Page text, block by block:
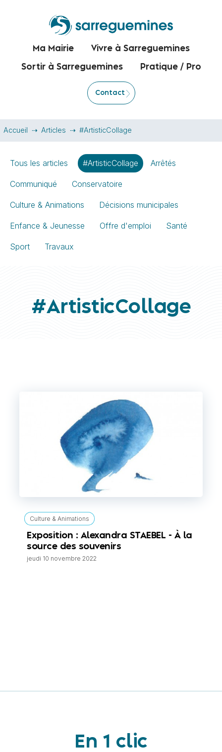
Ma Mairie Vivre à Sarreguemines
Sortir à Sarreguemines Pratique / Pro
Contact
Accueil Articles #ArtisticCollage
Tous les articles #ArtisticCollage Arrêtés
Communiqué Conservatoire
Culture & Animations Décisions municipales
Enfance & Jeunesse Offre d'emploi Santé
Sport Travaux
#ArtisticCollage
Culture & Animations
Exposition : Alexandra STAEBEL - À la
source des souvenirs
jeudi 10 novembre 2022
En 1 clic